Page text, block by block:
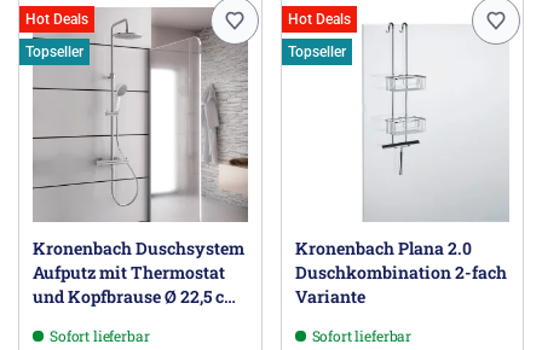
Hot Deals
Topseller
Kronenbach Duschsystem
Aufputz mit Thermostat
und Kopfbrause Ø 22,5 cm,
Sofort lieferbar
Hot Deals
Topseller
Kronenbach Plana 2.0
Duschkombination 2-fach
Variante
Sofort lieferbar